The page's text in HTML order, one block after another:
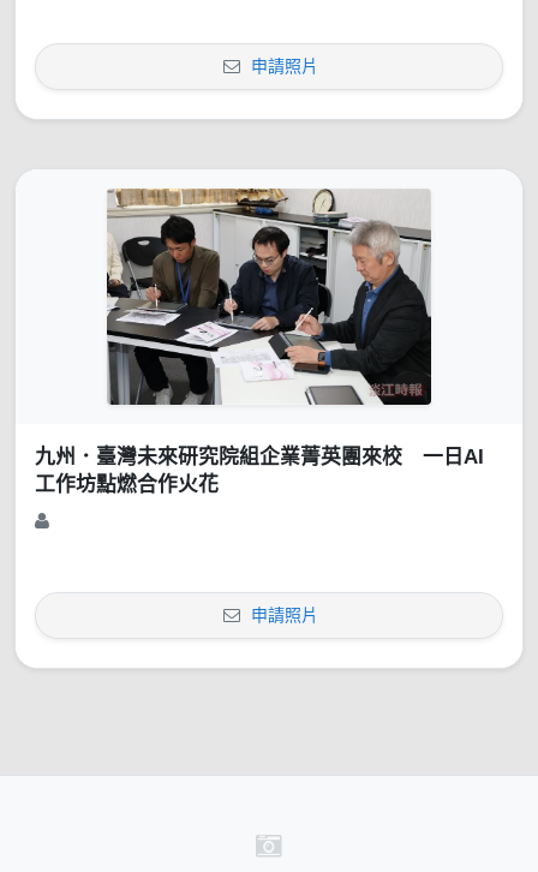
申請照片
九州．臺灣未來研究院組企業菁英團來校 一日AI
工作坊點燃合作火花
申請照片